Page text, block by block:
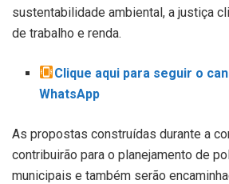
sustentabilidade ambiental, a justiça
de trabalho e renda.
Clique aqui para seguir o
WhatsApp
As propostas construídas durante a
contribuirão para o planejamento de
municipais e também serão